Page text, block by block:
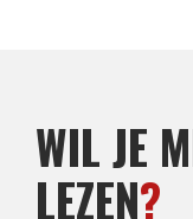
WIL JE
LEZEN?